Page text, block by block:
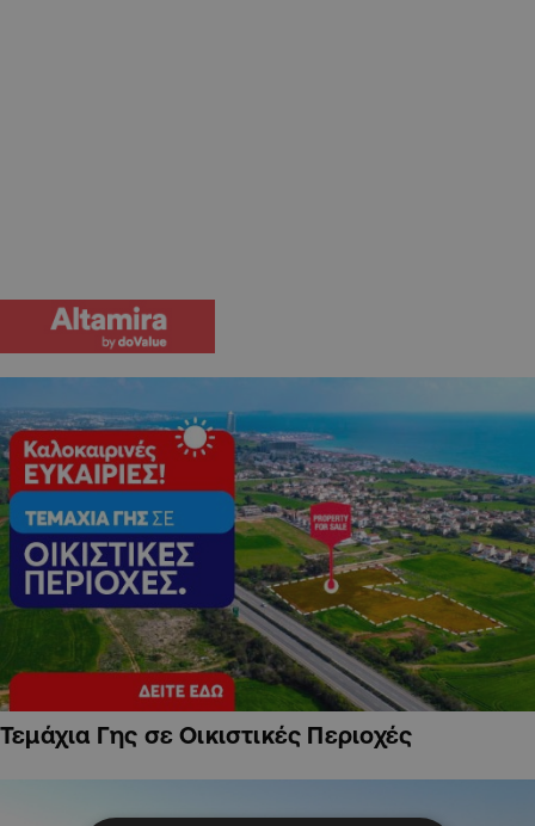
Τεμάχια Γης σε Οικιστικές Περιοχές